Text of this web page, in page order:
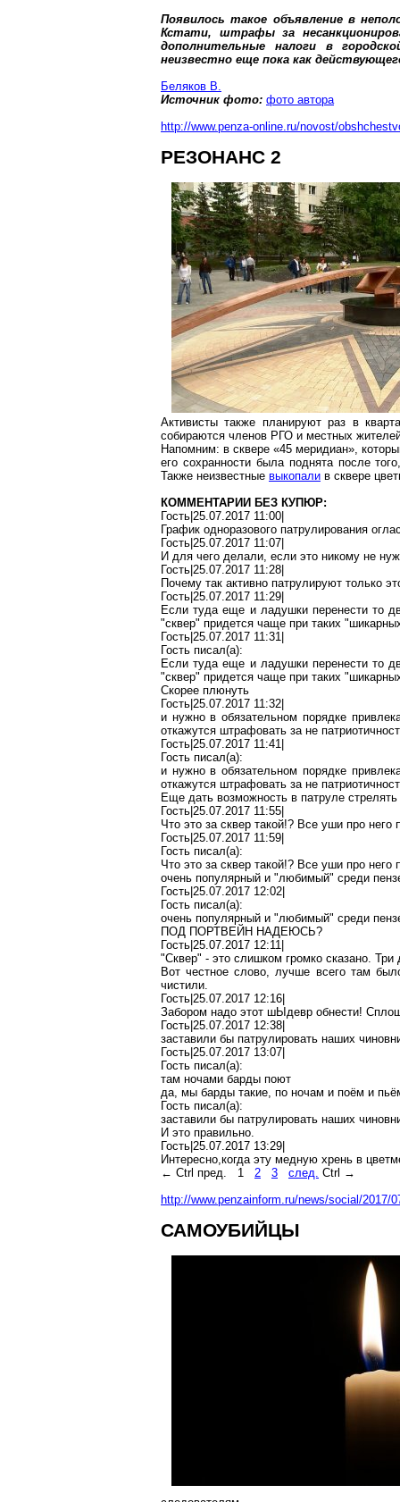
Появилось такое объявление в
Кстати, штрафы за
дополнительные налоги в
неизвестно еще пока как
Беляков В.
Источник фото: фото автора
http://www.penza-online.ru/novost/
РЕЗОНАНС 2
Активисты также планируют раз в
собираются членов РГО и местных
Напомним: в сквере «45 меридиан»,
его сохранности была поднята после
Также неизвестные выкопали в сквере
КОММЕНТАРИИ БЕЗ КУПЮР:
Гость|25.07.2017 11:00|
График одноразового патрулирования
Гость|25.07.2017 11:07|
И для чего делали, если это никому не
Гость|25.07.2017 11:28|
Почему так активно патрулируют только
Гость|25.07.2017 11:29|
Если туда еще и ладушки перенести то
"сквер" придется чаще при таких
Гость|25.07.2017 11:31|
Гость писал(a):
Если туда еще и ладушки перенести то
"сквер" придется чаще при таких
Скорее плюнуть
Гость|25.07.2017 11:32|
и нужно в обязательном порядке
откажутся штрафовать за не
Гость|25.07.2017 11:41|
Гость писал(a):
и нужно в обязательном порядке
откажутся штрафовать за не
Еще дать возможность в патруле
Гость|25.07.2017 11:55|
Что это за сквер такой!? Все уши про
Гость|25.07.2017 11:59|
Гость писал(a):
Что это за сквер такой!? Все уши про
очень популярный и "любимый" среди
Гость|25.07.2017 12:02|
Гость писал(a):
очень популярный и "любимый" среди
ПОД ПОРТВЕЙН НАДЕЮСЬ?
Гость|25.07.2017 12:11|
"Сквер" - это слишком громко сказано.
Вот честное слово, лучше всего там
чистили.
Гость|25.07.2017 12:16|
Забором надо этот шЫдевр обнести!
Гость|25.07.2017 12:38|
заставили бы патрулировать наших
Гость|25.07.2017 13:07|
Гость писал(a):
там ночами барды поют
да, мы барды такие, по ночам и поём и
Гость писал(a):
заставили бы патрулировать наших
И это правильно.
Гость|25.07.2017 13:29|
Интересно,когдаэту медную хрень в
← Ctrl пред. 1 2 3 след. Ctrl →
http://www.penzainform.ru/news/social/2017/
САМОУБИЙЦЫ